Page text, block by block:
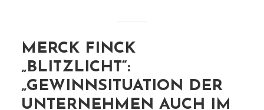
MERCK FINCK
„BLITZLICHT“:
„GEWINNSITUATION DER
UNTERNEHMEN AUCH IM